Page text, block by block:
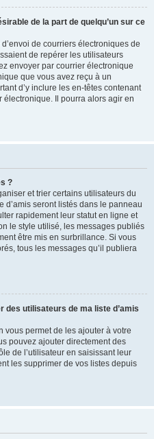
de la part de quelqu’un sur ce
de courriers électroniques de
de repérer les utilisateurs
envoyer par courrier électronique
que vous avez reçu à un
d’y inclure les en-têtes contenant
électronique. Il pourra alors agir en
?
et trier certains utilisateurs du
d’amis seront listés dans le panneau
rapidement leur statut en ligne et
le style utilisé, les messages publiés
être mis en surbrillance. Si vous
tous les messages qu’il publiera
des utilisateurs de ma liste d’amis
vous permet de les ajouter à votre
pouvez ajouter directement des
de l’utilisateur en saisissant leur
les supprimer de vos listes depuis